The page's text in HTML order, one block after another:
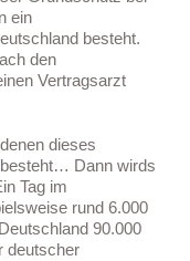
ein
besteht.
den
Vertragsarzt
dieses
Dann wirds
Tag im
rund 6.000
90.000
deutscher